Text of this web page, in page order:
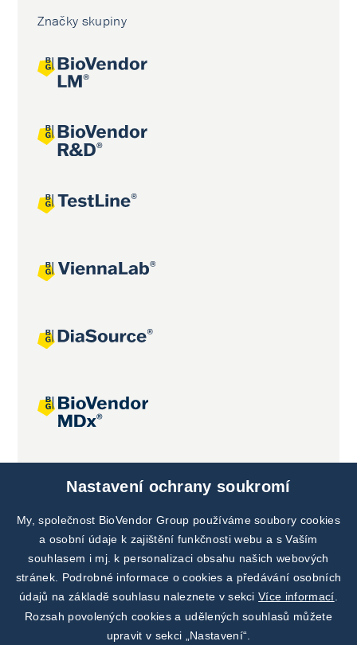
Značky skupiny
Nastavení ochrany soukromí
My, společnost BioVendor Group používáme soubory cookies
a osobní údaje k zajištění funkčnosti webu a s Vaším
souhlasem i mj. k personalizaci obsahu našich webových
stránek. Podrobné informace o cookies a předávání osobních
údajů na základě souhlasu naleznete v sekciVíce informací
Rozsah povolených cookies a udělených souhlasů můžete
upravit v sekci „Nastavení“.